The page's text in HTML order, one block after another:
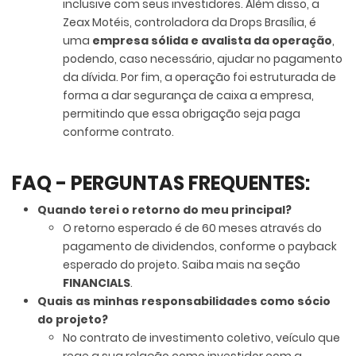
inclusive com seus investidores. Além disso, a
Zeax Motéis, controladora da Drops Brasília, é
uma empresa sólida e avalista da operação,
podendo, caso necessário, ajudar no pagamento
da dívida. Por fim, a operação foi estruturada de
forma a dar segurança de caixa a empresa,
permitindo que essa obrigação seja paga
conforme contrato.
FAQ - PERGUNTAS FREQUENTES:
Quando terei o retorno do meu principal?
O retorno esperado é de 60 meses através do
pagamento de dividendos, conforme o payback
esperado do projeto. Saiba mais na seção
FINANCIALS.
Quais as minhas responsabilidades como sócio
do projeto?
No contrato de investimento coletivo, veículo que